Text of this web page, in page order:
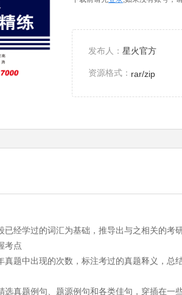
发布人： 星火官方
资源格式： rar/zip
已经学过的词汇为基础，推导出与之相关的考
考点
真题中出现的次数，标注考过的真题释义，总
真题例句、题源例句和各类佳句，穿插在一